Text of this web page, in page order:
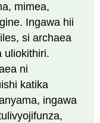
mimea,
Ingawa hii
si archaea
uliokithiri.
ni
katika
ingawa